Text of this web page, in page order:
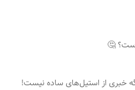
🤔
خبری از استیل‌های ساده نیست!